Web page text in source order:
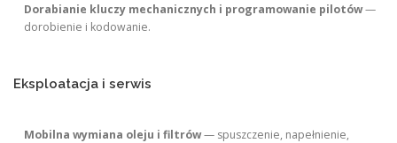
Dorabianie kluczy mechanicznych i programowanie pilotów—
dorobienie i kodowanie.
Eksploatacja i serwis
Mobilna wymiana oleju i filtrów— spuszczenie, napełnienie,